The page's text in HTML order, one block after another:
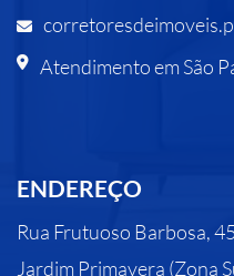
Atendimento em São
ENDEREÇO
Rua Frutuoso Barbosa,
Jardim Primavera (Zona